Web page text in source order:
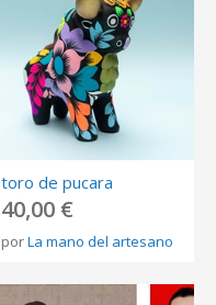
toro de pucara
40,00 €
porLa mano del artesano